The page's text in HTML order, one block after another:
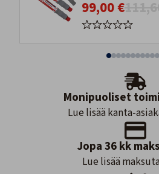
99,00 €
Monipuoliset
Lue lisää kanta-
Jopa 36 kk
Lue lisää